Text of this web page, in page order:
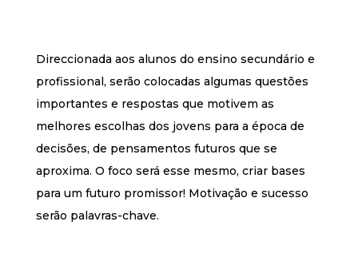
Direccionada aos alunos do ensino secundário e
profissional, serão colocadas algumas questões
importantes e respostas que motivem as
melhores escolhas dos jovens para a época de
decisões, de pensamentos futuros que se
aproxima. O foco será esse mesmo, criar bases
para um futuro promissor! Motivação e sucesso
serão palavras-chave.